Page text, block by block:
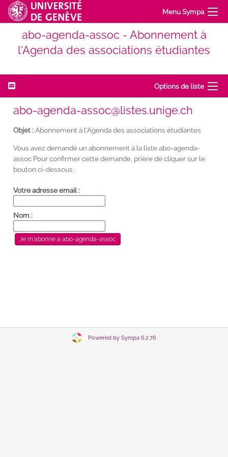
Menu Sympa
abo-agenda-assoc - Abonnement à
l'Agenda des associations étudiantes
Options de liste
abo-agenda-assoc@listes.unige.ch
Objet :Abonnement à l'Agenda des associations étudiantes
Vous avez demandé un abonnement à la liste abo-agenda-
assoc Pour confirmer cette demande, prière de cliquer sur le
bouton ci-dessous :
Votre adresse email :
Nom :
Powered by Sympa 6.2.76